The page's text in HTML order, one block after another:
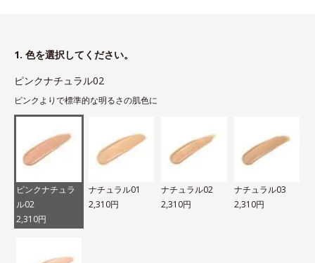
1. 色を選択してください。
ピンクナチュラル02
ピンクよりで標準的な明るさの肌色に
ピンクナチュラ
ル02
2,310円
ナチュラル01
2,310円
ナチュラル02
2,310円
ナチュラル03
2,310円